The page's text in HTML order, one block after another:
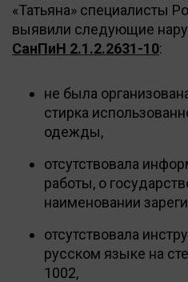
«Татьяна» специалисты
выявили следующие
СанПиН 2.1.2.2631-10:
не была
стирка
одежды,
отсутствовала
работы, о
наименовании
отсутствовала
русском языке на
1002,